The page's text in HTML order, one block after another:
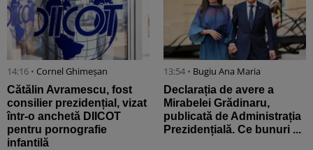
14:16 • Cornel Ghimeșan
Cătălin Avramescu, fost
consilier prezidențial, vizat
într-o anchetă DIICOT
pentru pornografie
infantilă
13:54 • Bugiu ⁠Ana Maria
Declarația de avere a
Mirabelei Grădinaru,
publicată de Administrația
Prezidențială. Ce bunuri ...